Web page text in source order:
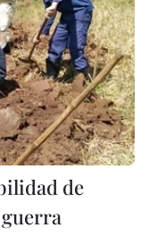
de